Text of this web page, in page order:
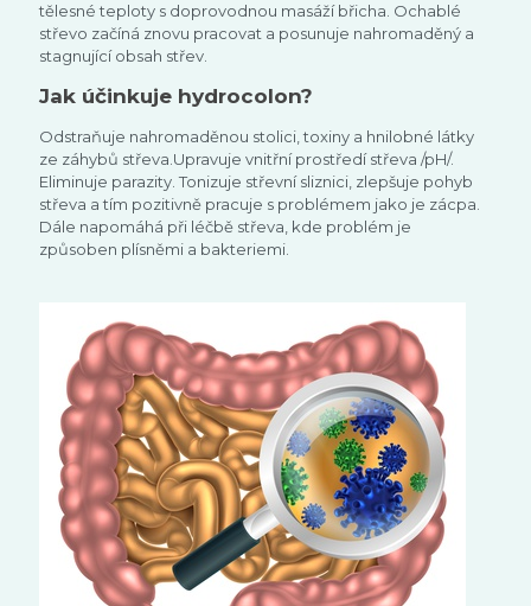
tělesné teploty s doprovodnou masáží břicha. Ochablé
střevo začíná znovu pracovat a posunuje nahromaděný a
stagnující obsah střev.
Jak účinkuje hydrocolon?
Odstraňuje nahromaděnou stolici, toxiny a hnilobné látky
ze záhybů střeva.Upravuje vnitřní prostředí střeva /pH/.
Eliminuje parazity. Tonizuje střevní sliznici, zlepšuje pohyb
střeva a tím pozitivně pracuje s problémem jako je zácpa.
Dále napomáhá při léčbě střeva, kde problém je
způsoben plísněmi a bakteriemi.